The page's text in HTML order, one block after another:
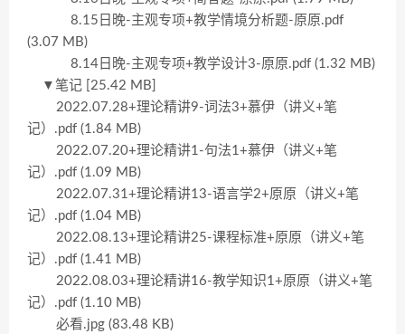
8.15日晚-主观专项+教学情境分析题-原原.pdf
(3.07 MB)
8.14日晚-主观专项+教学设计3-原原.pdf (1.32 MB)
▼笔记 [25.42 MB]
2022.07.28+理论精讲9-词法3+慕伊（讲义+笔
记）.pdf (1.84 MB)
2022.07.20+理论精讲1-句法1+慕伊（讲义+笔
记）.pdf (1.09 MB)
2022.07.31+理论精讲13-语言学2+原原（讲义+笔
记）.pdf (1.04 MB)
2022.08.13+理论精讲25-课程标准+原原（讲义+笔
记）.pdf (1.41 MB)
2022.08.03+理论精讲16-教学知识1+原原（讲义+笔
记）.pdf (1.10 MB)
必看.jpg (83.48 KB)